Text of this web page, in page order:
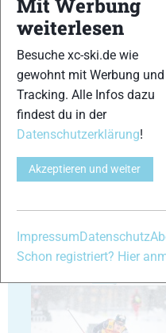
29
31
Mit Werbung
weiterlesen
Besuche xc-ski.de wie
gewohnt mit Werbung und
Tracking. Alle Infos dazu
findest du in der
Datenschutzerklärung!
Akzeptieren und weiter
ImpressumDatenschutz
Schon registriert? Hier